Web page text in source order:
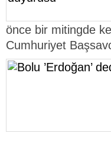
önce bir mitingde
Cumhuriyet